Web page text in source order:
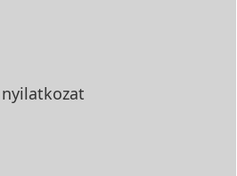
nyilatkozat